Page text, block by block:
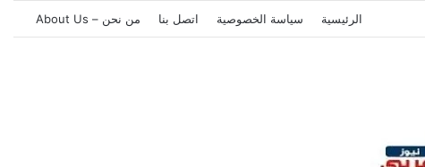
الرئيسية سياسة الخصوصية اتصل بنا من نحن – About Us